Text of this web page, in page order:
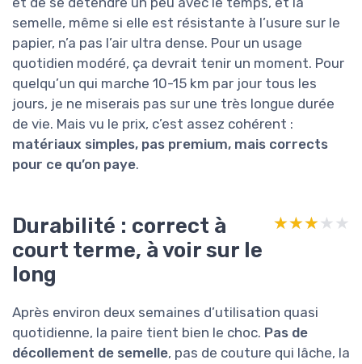
semelle, même si elle est résistante à l’usure sur le
papier, n’a pas l’air ultra dense. Pour un usage
quotidien modéré, ça devrait tenir un moment. Pour
quelqu’un qui marche 10-15 km par jour tous les
jours, je ne miserais pas sur une très longue durée
de vie. Mais vu le prix, c’est assez cohérent :
matériaux simples, pas premium, mais corrects
pour ce qu’on paye.
Durabilité : correct à
court terme, à voir sur le
long
★★★★★
★★★★★
Après environ deux semaines d’utilisation quasi
quotidienne, la paire tient bien le choc. Pas de
décollement de semelle, pas de couture qui lâche, la